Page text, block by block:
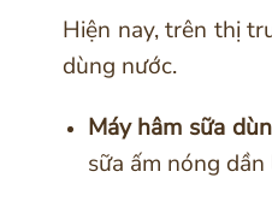
Hiện nay, trên thị
dùng nước.
Máy hâm sữa
sữa ấm nóng dần